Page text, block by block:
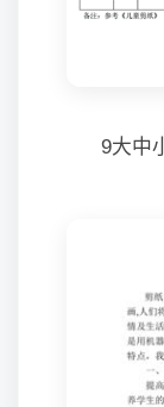
9大中